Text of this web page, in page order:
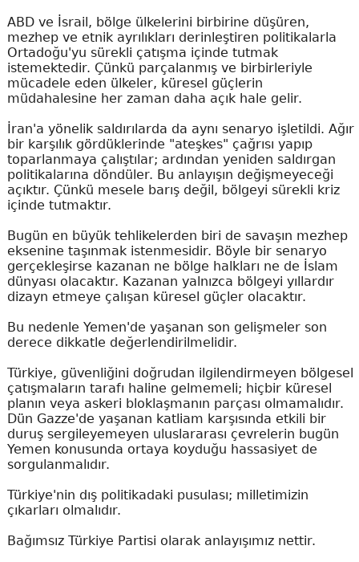
ABD ve İsrail, bölge ülkelerini birbirine düşüren,
mezhep ve etnik ayrılıkları derinleştiren politikalarla
Ortadoğu'yu sürekli çatışma içinde tutmak
istemektedir. Çünkü parçalanmış ve birbirleriyle
mücadele eden ülkeler, küresel güçlerin
müdahalesine her zaman daha açık hale gelir.
İran'a yönelik saldırılarda da aynı senaryo işletildi. Ağır
bir karşılık gördüklerinde "ateşkes" çağrısı yapıp
toparlanmaya çalıştılar; ardından yeniden saldırgan
politikalarına döndüler. Bu anlayışın değişmeyeceği
açıktır. Çünkü mesele barış değil, bölgeyi sürekli kriz
içinde tutmaktır.
Bugün en büyük tehlikelerden biri de savaşın mezhep
eksenine taşınmak istenmesidir. Böyle bir senaryo
gerçekleşirse kazanan ne bölge halkları ne de İslam
dünyası olacaktır. Kazanan yalnızca bölgeyi yıllardır
dizayn etmeye çalışan küresel güçler olacaktır.
Bu nedenle Yemen'de yaşanan son gelişmeler son
derece dikkatle değerlendirilmelidir.
Türkiye, güvenliğini doğrudan ilgilendirmeyen bölgesel
çatışmaların tarafı haline gelmemeli; hiçbir küresel
planın veya askeri bloklaşmanın parçası olmamalıdır.
Dün Gazze'de yaşanan katliam karşısında etkili bir
duruş sergileyemeyen uluslararası çevrelerin bugün
Yemen konusunda ortaya koyduğu hassasiyet de
sorgulanmalıdır.
Türkiye'nin dış politikadaki pusulası; milletimizin
çıkarları olmalıdır.
Bağımsız Türkiye Partisi olarak anlayışımız nettir.